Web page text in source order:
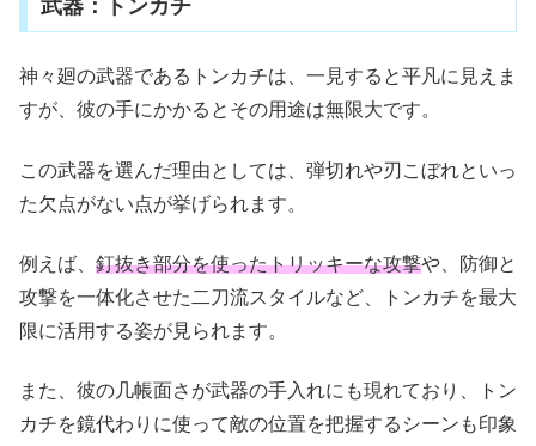
武器：トンカチ
神々廻の武器であるトンカチは、一見すると平凡に見えま
すが、彼の手にかかるとその用途は無限大です。
この武器を選んだ理由としては、弾切れや刃こぼれといっ
た欠点がない点が挙げられます。
例えば、 釘抜き部分を使ったトリッキーな攻撃や、防御と
攻撃を一体化させた二刀流スタイルなど、トンカチを最大
限に活用する姿が見られます。
また、彼の几帳面さが武器の手入れにも現れており、トン
カチを鏡代わりに使って敵の位置を把握するシーンも印象